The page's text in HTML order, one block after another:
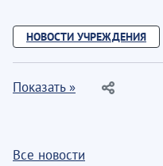
НОВОСТИ УЧРЕЖДЕНИЯ
Показать »
Все новости